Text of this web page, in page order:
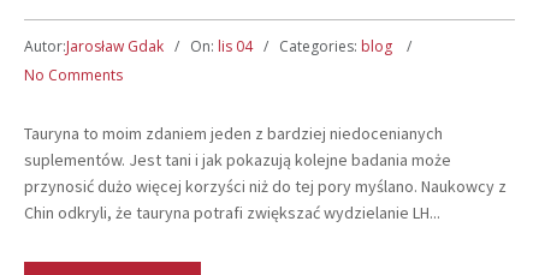
Autor:Jarosław Gdak On: lis 04 Categories: blog
No Comments
Tauryna to moim zdaniem jeden z bardziej niedocenianych
suplementów. Jest tani i jak pokazują kolejne badania może
przynosić dużo więcej korzyści niż do tej pory myślano. Naukowcy z
Chin odkryli, że tauryna potrafi zwiększać wydzielanie LH...